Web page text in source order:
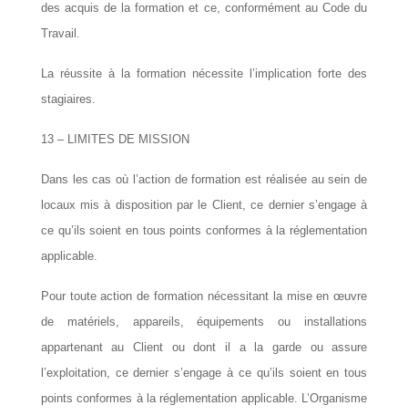
des acquis de la formation et ce, conformément au Code du
Travail.
La réussite à la formation nécessite l’implication forte des
stagiaires.
13 – LIMITES DE MISSION
Dans les cas où l’action de formation est réalisée au sein de
locaux mis à disposition par le Client, ce dernier s’engage à
ce qu’ils soient en tous points conformes à la réglementation
applicable.
Pour toute action de formation nécessitant la mise en œuvre
de matériels, appareils, équipements ou installations
appartenant au Client ou dont il a la garde ou assure
l’exploitation, ce dernier s’engage à ce qu’ils soient en tous
points conformes à la réglementation applicable. L’Organisme